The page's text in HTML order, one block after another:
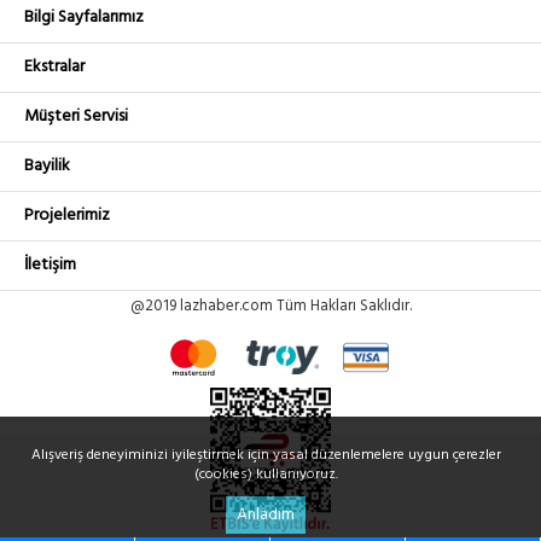
WINET-LORA-LMR400-3MT
WINET LORA ANTENNA CABLE
No :
1,600.47₺
WINET-LORA-LMR400-5MT
WINET LORA ANTENNA CABLE
No :
2,000.59₺
Bilgi Sayfalarımız
Ekstralar
Müşteri Servisi
Bayilik
Projelerimiz
İletişim
@2019 lazhaber.com Tüm Hakları Saklıdır.
Alışveriş deneyiminizi iyileştirmek için yasal düzenlemelere uygun çerezler
(cookies) kullanıyoruz.
Anladım